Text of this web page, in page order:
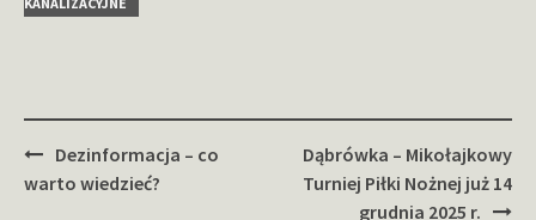
Zobacz
wpisy
Dezinformacja – co
warto wiedzieć?
Dąbrówka – Mikołajkowy
Turniej Piłki Nożnej już 14
grudnia 2025 r.